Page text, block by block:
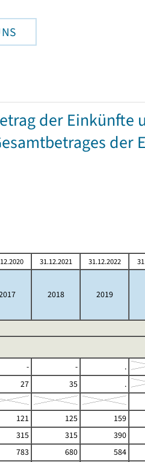
der Einkünfte
der
31.12.2021 31.12.2022
2018 2019
- -
.
27 35
.
121 125
159
315 315
390
783 680
584